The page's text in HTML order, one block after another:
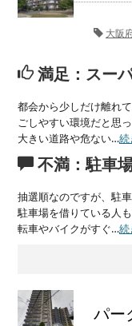
大阪
満足：スー
都会から少しだけ離れ
ごしやすい環境だと思
大きい道路や危ない…続
不満：駐車
抽選順なのですが、駐
駐車場を借りている人
転車やバイクがすぐ…続
パー